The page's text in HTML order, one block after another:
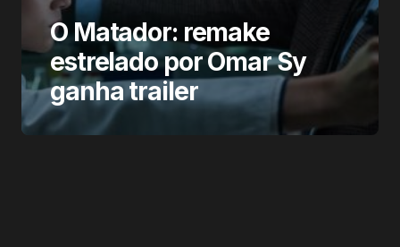
O Matador: remake
estrelado por Omar Sy
ganha trailer